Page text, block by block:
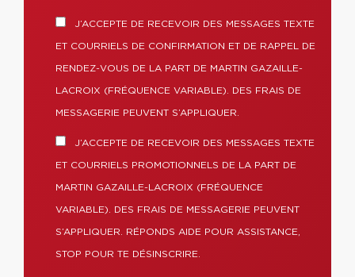
J’ACCEPTE DE RECEVOIR DES MESSAGES TEXTE
ET COURRIELS DE CONFIRMATION ET DE RAPPEL DE
RENDEZ-VOUS DE LA PART DE MARTIN GAZAILLE-
LACROIX (FRÉQUENCE VARIABLE). DES FRAIS DE
MESSAGERIE PEUVENT S’APPLIQUER.
J’ACCEPTE DE RECEVOIR DES MESSAGES TEXTE
ET COURRIELS PROMOTIONNELS DE LA PART DE
MARTIN GAZAILLE-LACROIX (FRÉQUENCE
VARIABLE). DES FRAIS DE MESSAGERIE PEUVENT
S’APPLIQUER. RÉPONDS AIDE POUR ASSISTANCE,
STOP POUR TE DÉSINSCRIRE.